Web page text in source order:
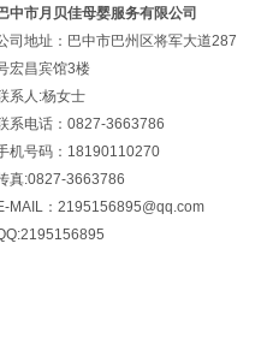
中市月贝佳母婴服务有限公司
司地址：巴中市巴州区将军大道287
宏昌宾馆3楼
系人:杨女士
系电话：0827-3663786
机号码：18190110270
真:0827-3663786
MAIL：2195156895@qq.com